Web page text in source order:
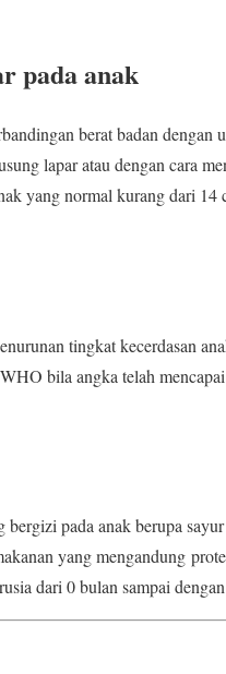
pada anak
berat badan
lapar atau dengan cara
yang normal kurang dari
tingkat kecerdasan
bila angka telah
pada anak berupa
yang mengandung
dari 0 bulan sampai